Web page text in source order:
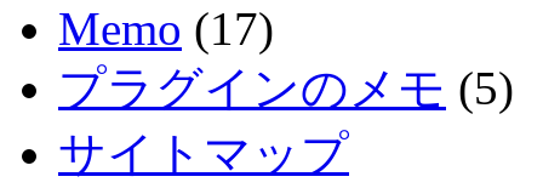
Memo (17)
プラグインのメモ (5)
サイトマップ